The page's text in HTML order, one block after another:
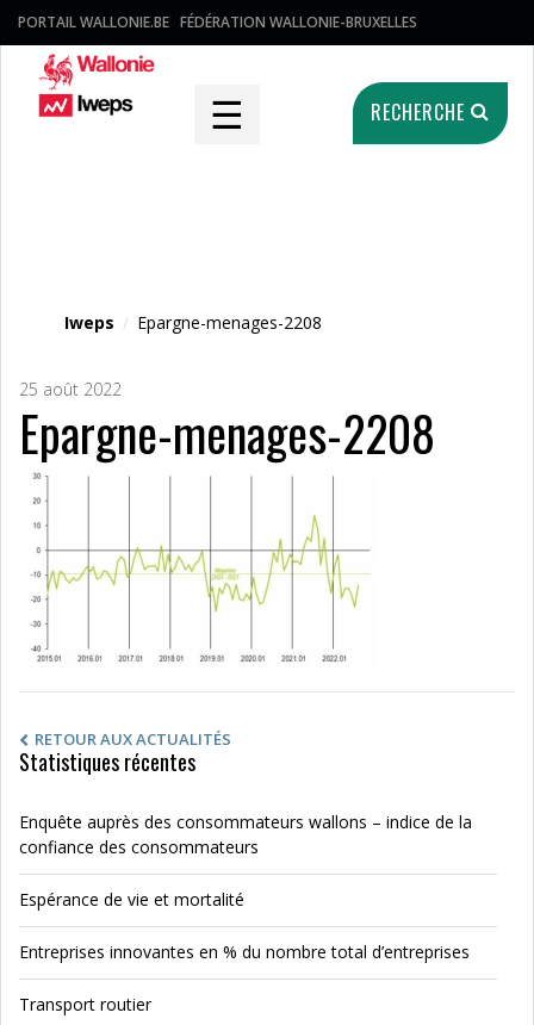
PORTAIL WALLONIE.BE FÉDÉRATION WALLONIE-BRUXELLES
☰ RECHERCHE
Iweps / Epargne-menages-2208
25 août 2022
Epargne-menages-2208
RETOUR AUX ACTUALITÉS
Statistiques récentes
Enquête auprès des consommateurs wallons – indice de la
confiance des consommateurs
Espérance de vie et mortalité
Entreprises innovantes en % du nombre total d’entreprises
Transport routier